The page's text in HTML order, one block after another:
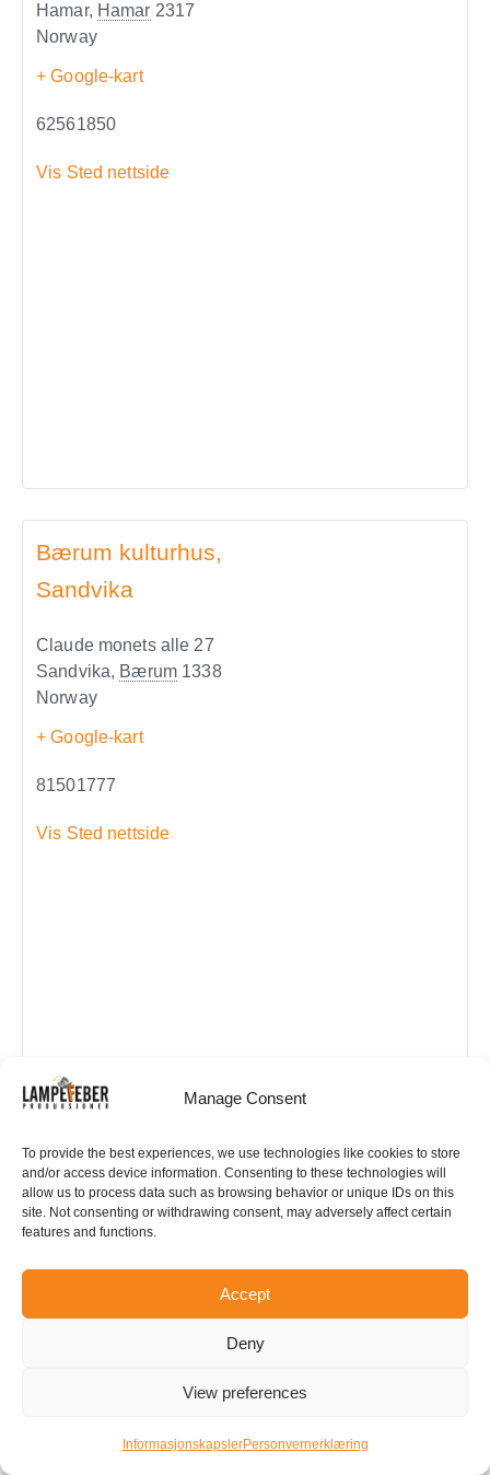
Manage Consent
To provide the best experiences, we use technologies like cookies to store
and/or access device information. Consenting to these technologies will
allow us to process data such as browsing behavior or unique IDs on this
site. Not consenting or withdrawing consent, may adversely affect certain
features and functions.
Accept
Deny
View preferences
InformasjonskapslerPersonvernerklæring
Hamar, Hamar 2317
Norway
+ Google-kart
62561850
Vis Sted nettside
Bærum kulturhus,
Sandvika
Claude monets alle 27
Sandvika, Bærum 1338
Norway
+ Google-kart
81501777
Vis Sted nettside
Drammens Teater
Øvre storgate 12
Norway
Vis Sted nettside